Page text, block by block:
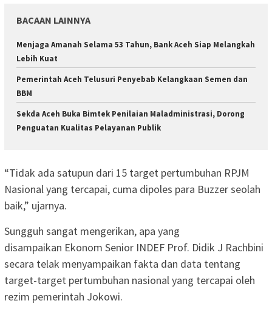
BACAAN LAINNYA
Menjaga Amanah Selama 53 Tahun, Bank Aceh Siap Melangkah
Lebih Kuat
Pemerintah Aceh Telusuri Penyebab Kelangkaan Semen dan
BBM
Sekda Aceh Buka Bimtek Penilaian Maladministrasi, Dorong
Penguatan Kualitas Pelayanan Publik
“Tidak ada satupun dari 15 target pertumbuhan RPJM
Nasional yang tercapai, cuma dipoles para Buzzer seolah
baik,” ujarnya.
Sungguh sangat mengerikan, apa yang
disampaikan Ekonom Senior INDEF Prof. Didik J Rachbini
secara telak menyampaikan fakta dan data tentang
target-target pertumbuhan nasional yang tercapai oleh
rezim pemerintah Jokowi.